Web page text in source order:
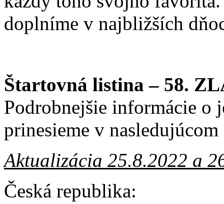
doplníme v najbližších
Štartovná listina – 58.
Podrobnejšie informácie o
prinesieme v
Aktualizácia 25.8.2022 a
Česká republika: